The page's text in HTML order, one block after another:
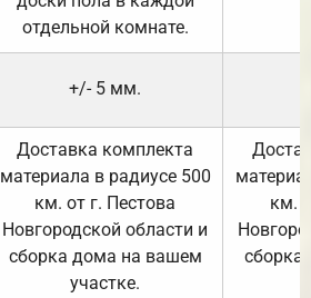
отдельной комнате.
+/- 5 мм.
Доставка комплекта
материала в радиусе 500
км. от г. Пестова
Новгородской области и
сборка дома на вашем
участке.
км.